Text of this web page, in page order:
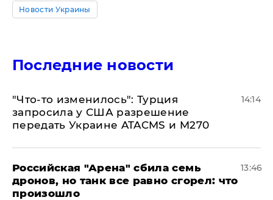
Новости Украины
Последние новости
​"Что-то изменилось": Турция
запросила у США разрешение
передать Украине ATACMS и M270
14:14
​Российская "Арена" сбила семь
дронов, но танк все равно сгорел: что
произошло
13:46